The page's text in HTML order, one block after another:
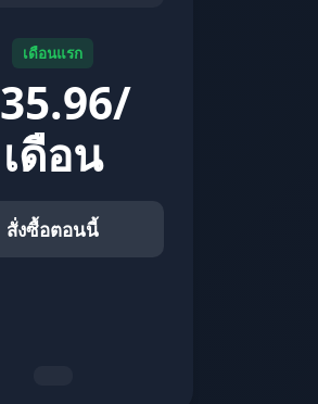
เดือนแรก
35.96/
เดือน
สั่งซื้อตอนนี้